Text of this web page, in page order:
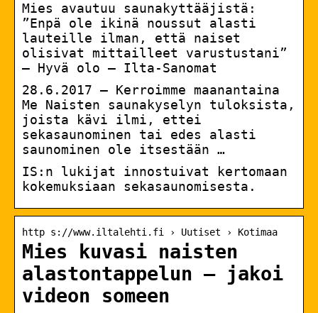
Mies avautuu saunakyttääjistä:
”Enpä ole ikinä noussut alasti
lauteille ilman, että naiset
olisivat mittailleet varustustani”
– Hyvä olo – Ilta-Sanomat
28.6.2017 — Kerroimme maanantaina
Me Naisten saunakyselyn tuloksista,
joista kävi ilmi, ettei
sekasaunominen tai edes alasti
saunominen ole itsestään …
IS:n lukijat innostuivat kertomaan
kokemuksiaan sekasaunomisesta.
http s://www.iltalehti.fi › Uutiset › Kotimaa
Mies kuvasi naisten
alastontappelun – jakoi
videon someen